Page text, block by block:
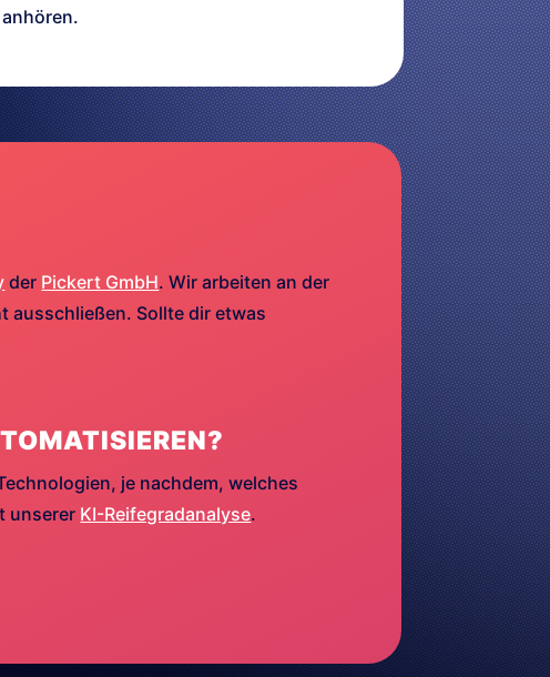
anhören.
der Pickert GmbH. Wir arbeiten an der
ausschließen. Sollte dir etwas
je nachdem, welches
unserer KI-Reifegradanalyse.